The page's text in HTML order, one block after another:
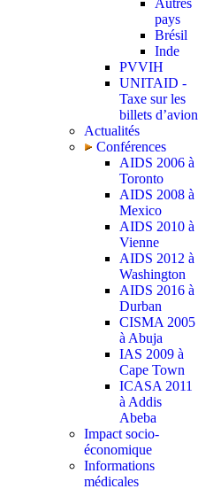
Autres
pays
Brésil
Inde
PVVIH
UNITAID -
Taxe sur les
billets d’avion
Actualités
Conférences
AIDS 2006 à
Toronto
AIDS 2008 à
Mexico
AIDS 2010 à
Vienne
AIDS 2012 à
Washington
AIDS 2016 à
Durban
CISMA 2005
à Abuja
IAS 2009 à
Cape Town
ICASA 2011
à Addis
Abeba
Impact socio-
économique
Informations
médicales